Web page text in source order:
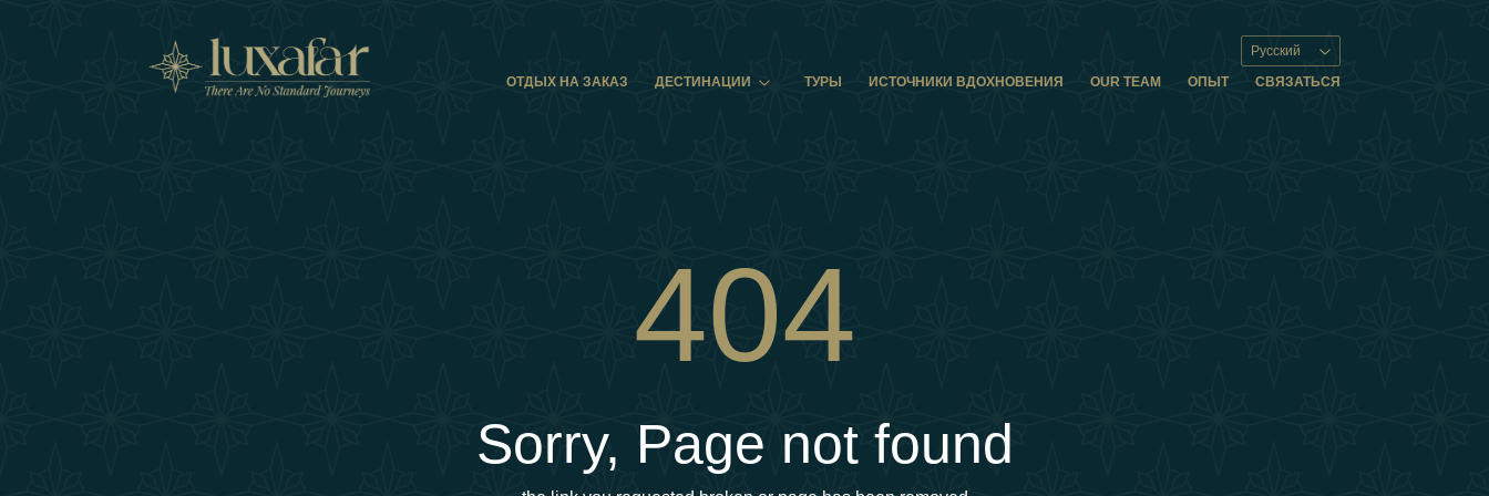
Русский
ОТДЫХ НА ЗАКАЗ
ДЕСТИНАЦИИ ТУРЫ ИСТОЧНИКИ ВДОХНОВЕНИЯ OUR TEAM ОПЫТ СВЯЗАТЬСЯ
404
Sorry, Page not found